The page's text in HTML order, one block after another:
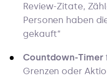
Review-Zitate,
Personen haben
gekauft“
Countdown-Timer
Grenzen oder